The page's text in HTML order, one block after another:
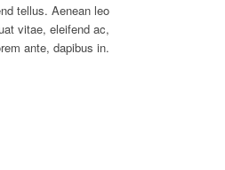
tellus. Aenean leo
vitae, eleifend ac,
ante, dapibus in.